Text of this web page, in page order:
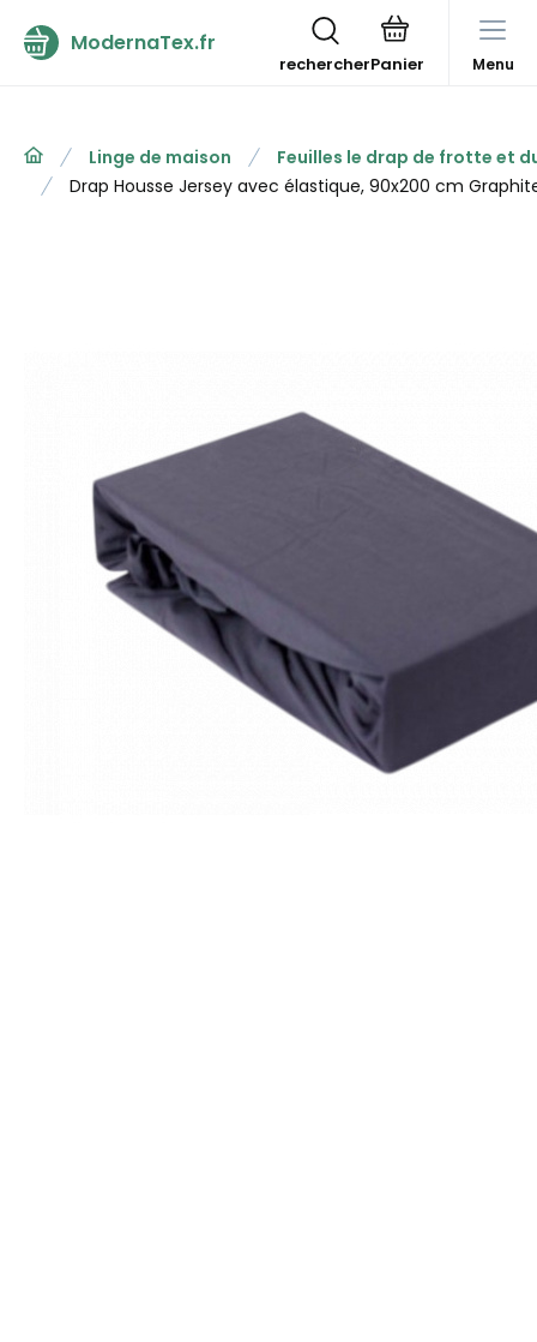
ModernaTex.fr
rechercher Menu
Linge de maison
Feuilles le drap de frotte et
Drap Housse Jersey avec élastique, 90x200 cm